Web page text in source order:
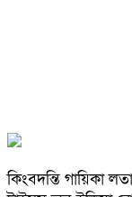
কিংবদন্তি গায়িকা